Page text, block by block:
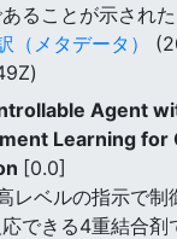
ることが示された
（メタデータ）
Agent
Learning for
[0.0]
レベルの指示で制
できる4重結合剤